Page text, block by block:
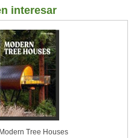
interesar
Modern Tree Houses